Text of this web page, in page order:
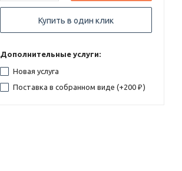
Купить в один клик
Дополнительные услуги:
Новая услуга
Поставка в собранном виде (+200 ₽ )